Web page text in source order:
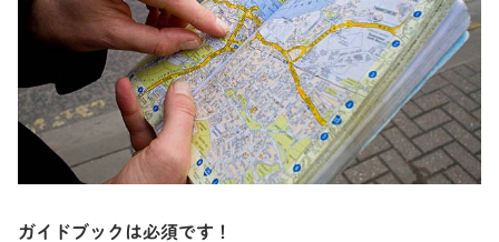
ガイドブックは必須です！